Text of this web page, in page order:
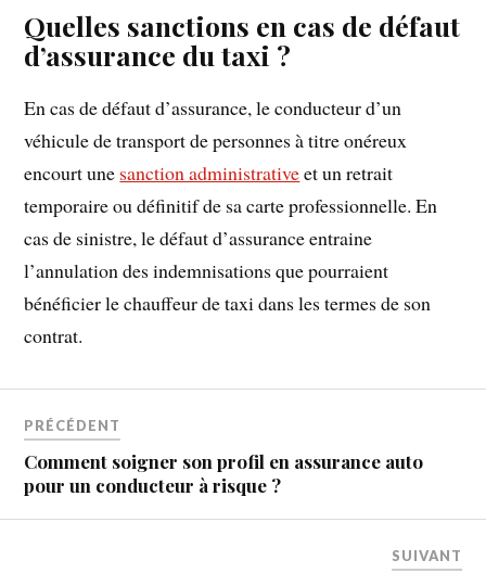
Quelles sanctions en cas de défaut
d’assurance du taxi ?
En cas de défaut d’assurance, le conducteur d’un
véhicule de transport de personnes à titre onéreux
encourt une sanction administrativeet un retrait
temporaire ou définitif de sa carte professionnelle. En
cas de sinistre, le défaut d’assurance entraine
l’annulation des indemnisations que pourraient
bénéficier le chauffeur de taxi dans les termes de son
contrat.
PRÉCÉDENT
Comment soigner son profil en assurance auto
pour un conducteur à risque ?
SUIVANT